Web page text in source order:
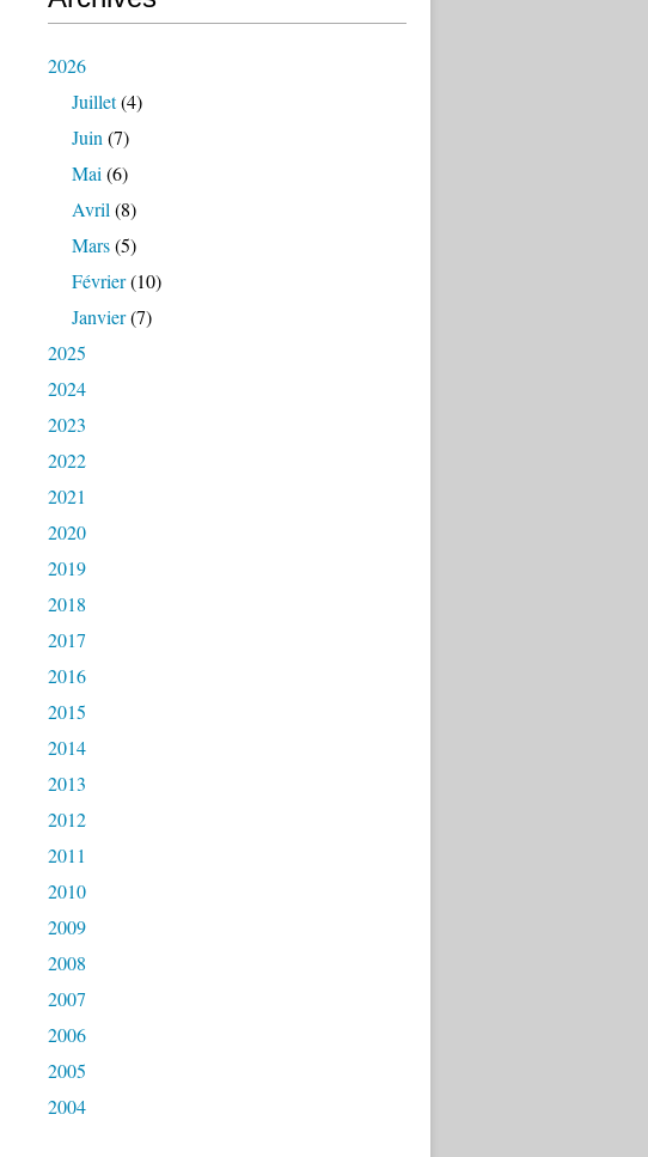
2026
Juillet(4)
Juin (7)
Mai (6)
Avril (8)
Mars(5)
Février(10)
Janvier(7)
2025
2024
2023
2022
2021
2020
2019
2018
2017
2016
2015
2014
2013
2012
2011
2010
2009
2008
2007
2006
2005
2004